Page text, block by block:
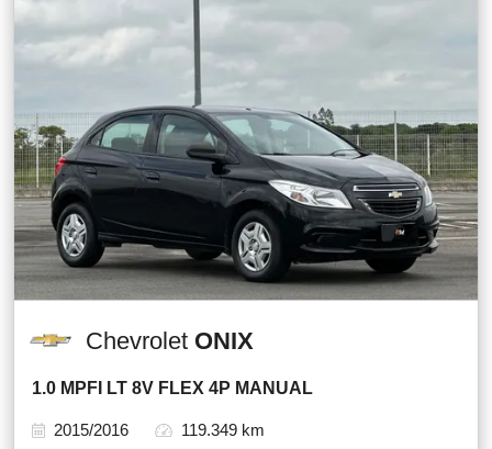
Chevrolet ONIX
1.0 MPFI LT 8V FLEX 4P MANUAL
2015/2016 119.349 km